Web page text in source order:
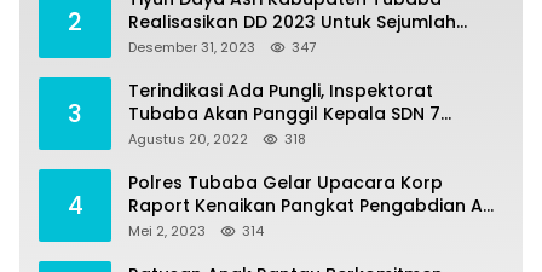
2
Realisasikan DD 2023 Untuk Sejumlah
Program Pembangunan
Desember 31, 2023 347
3
Terindikasi Ada Pungli, Inspektorat
Tubaba Akan Panggil Kepala SDN 7
Penumangan Baru
Agustus 20, 2022 318
4
Polres Tubaba Gelar Upacara Korp
Raport Kenaikan Pangkat Pengabdian AKP
Alaidin Effendi
Mei 2, 2023 314